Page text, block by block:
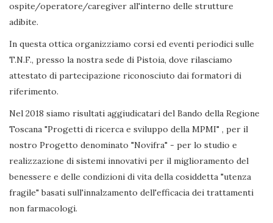
ospite/operatore/caregiver all'interno delle strutture
adibite.
In questa ottica organizziamo corsi ed eventi periodici sulle
T.N.F., presso la nostra sede di Pistoia, dove rilasciamo
attestato di partecipazione riconosciuto dai formatori di
riferimento.
Nel 2018 siamo risultati aggiudicatari del Bando della Regione
Toscana "Progetti di ricerca e sviluppo della MPMI" , per il
nostro Progetto denominato "Novifra" - per lo studio e
realizzazione di sistemi innovativi per il miglioramento del
benessere e delle condizioni di vita della cosiddetta "utenza
fragile" basati sull'innalzamento dell'efficacia dei trattamenti
non farmacologi.